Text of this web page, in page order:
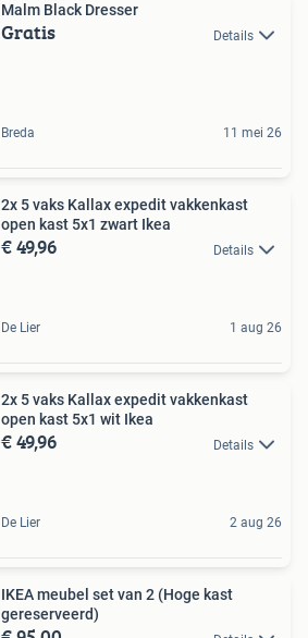
Malm Black Dresser
Gratis Details
Breda 11 mei 26
2x 5 vaks Kallax expedit vakkenkast
open kast 5x1 zwart Ikea
€ 49,96 Details
De Lier 1 aug 26
2x 5 vaks Kallax expedit vakkenkast
open kast 5x1 wit Ikea
€ 49,96 Details
De Lier 2 aug 26
IKEA meubel set van 2 (Hoge kast
gereserveerd)